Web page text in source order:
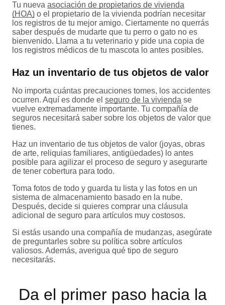
Tu nueva asociación de propietarios de vivienda
(HOA) o el propietario de la vivienda podrían necesitar
los registros de tu mejor amigo. Ciertamente no querrás
saber después de mudarte que tu perro o gato no es
bienvenido. Llama a tu veterinario y pide una copia de
los registros médicos de tu mascota lo antes posibles.
Haz un inventario de tus objetos de valor
No importa cuántas precauciones tomes, los accidentes
ocurren. Aquí es donde el seguro de la vivienda se
vuelve extremadamente importante. Tu compañía de
seguros necesitará saber sobre los objetos de valor que
tienes.
Haz un inventario de tus objetos de valor (joyas, obras
de arte, reliquias familiares, antigüedades) lo antes
posible para agilizar el proceso de seguro y asegurarte
de tener cobertura para todo.
Toma fotos de todo y guarda tu lista y las fotos en un
sistema de almacenamiento basado en la nube.
Después, decide si quieres comprar una cláusula
adicional de seguro para artículos muy costosos.
Si estás usando una compañía de mudanzas, asegúrate
de preguntarles sobre su política sobre artículos
valiosos. Además, averigua qué tipo de seguro
necesitarás.
Da el primer paso hacia la